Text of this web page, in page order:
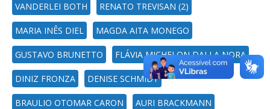
VANDERLEI BOTH RENATO TREVISAN (2)
MARIA INÊS DIEL MAGDA AITA MONEGO
GUSTAVO BRUNETTO FLÁVIA MICHELON DALLA NORA
DINIZ FRONZA DENISE SCHMIDT
BRAULIO OTOMAR CARON AURI BRACKMANN